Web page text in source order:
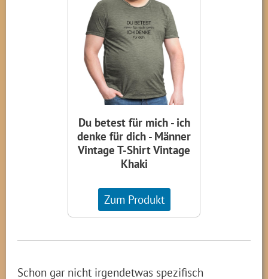
Du betest für mich - ich
denke für dich - Männer
Vintage T-Shirt Vintage
Khaki
Zum Produkt
Schon gar nicht irgendetwas spezifisch